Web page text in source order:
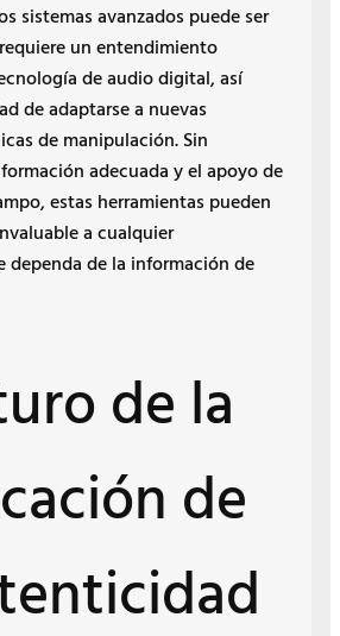
sistemas avanzados puede ser
un entendimiento
de audio digital, así
de adaptarse a nuevas
de manipulación. Sin
adecuada y el apoyo de
estas herramientas pueden
a cualquier
dependa de la información de
de la
de